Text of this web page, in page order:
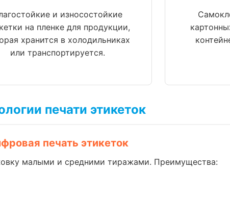
и износостойкие
на пленке для продукции,
хранится в холодильниках
или транспортируется.
печати этикеток
печать этикеток
малыми и средними тиражами. Преимущества: